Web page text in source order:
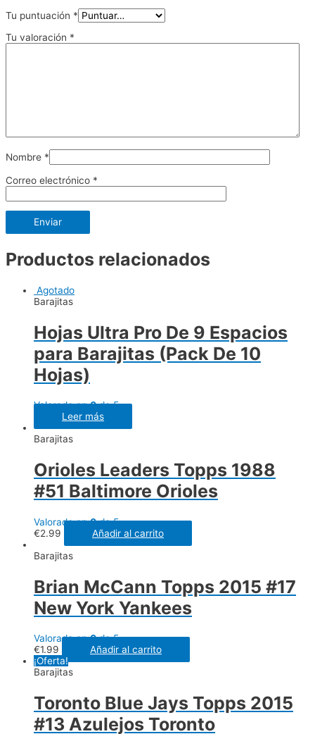
Tu puntuación *
Tu valoración *
Nombre *
Correo electrónico *
Productos relacionados
Agotado
Barajitas
Hojas Ultra Pro De 9 Espacios
para Barajitas (Pack De 10
Hojas)
Valorado en0de 5
Leer más
Barajitas
Orioles Leaders Topps 1988
#51 Baltimore Orioles
Valorado en0de 5
€2.99
Añadir al carrito
Barajitas
Brian McCann Topps 2015 #17
New York Yankees
Valorado en0de 5
€1.99
Añadir al carrito
¡Oferta!
Barajitas
Toronto Blue Jays Topps 2015
#13 Azulejos Toronto